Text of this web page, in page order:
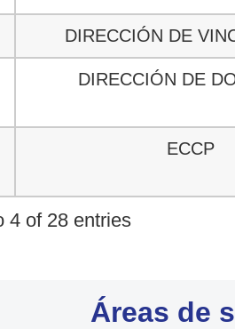
DIRECCIÓN DE
DIRECCIÓN DE
ECCP
4 of 28 entries
Áreas de